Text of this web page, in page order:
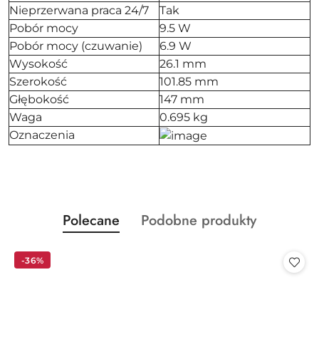
Nieprzerwana praca 24/7
Tak
Pobór mocy
9.5 W
Pobór mocy (czuwanie)
6.9 W
Wysokość
26.1 mm
Szerokość
101.85 mm
Głębokość
147 mm
Waga
0.695 kg
Oznaczenia
Pomiń karuzelę produktów
Produkty
o
Polecane
Produkty
Podobne produkty
-36%